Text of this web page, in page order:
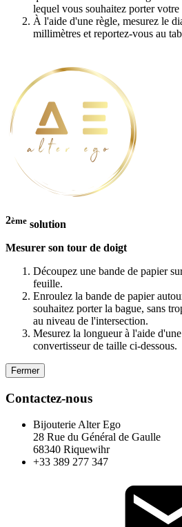
lequel vous souhaitez porter
À l'aide d'une règle, mesurez le
millimètres et reportez-vous au
2ème solution
Mesurer son tour de doigt
Découpez une bande de papier
feuille.
Enroulez la bande de papier
souhaitez porter la bague, sans
au niveau de l'intersection.
Mesurez la longueur à l'aide
convertisseur de taille ci-dessous.
Fermer
Contactez-nous
Bijouterie Alter Ego
28 Rue du Général de Gaulle
68340 Riquewihr
+33 389 277 347